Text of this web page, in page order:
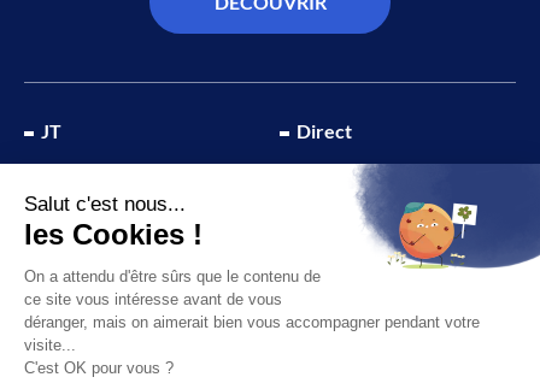
JT
ÉCONOMIE
CULTURE & LOISIRS
SPORT
Direct
À propos de nous
Recevoir la chaîne